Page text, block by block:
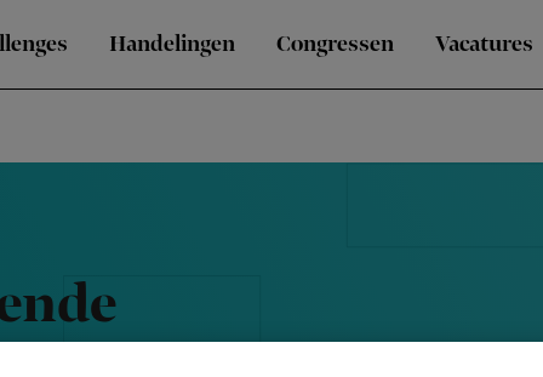
Handelingen Congressen Vacatures